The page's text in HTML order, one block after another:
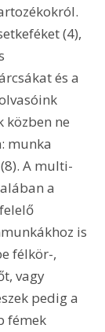
(4),
és a
közben ne
munka
A multi-
a
is
félkör-,
vagy
pedig a
fémek